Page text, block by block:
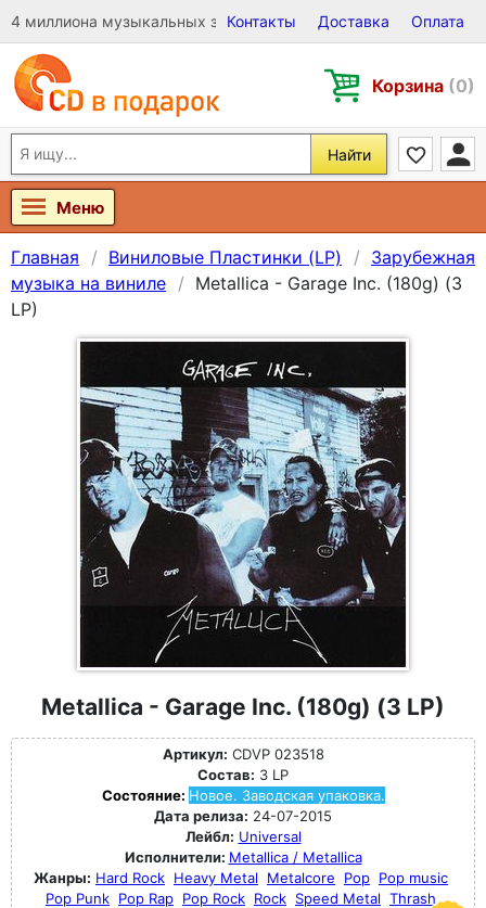
4 миллиона музыкальных записей на Виниле, CD и DVD
Контакты Доставка Оплата
Корзина (0)
Найти
Меню
Главная Виниловые Пластинки (LP)
Зарубежная
музыка на виниле
Metallica - Garage Inc. (180g) (3
LP)
Metallica - Garage Inc. (180g) (3 LP)
Артикул: CDVP 023518
Состав: 3 LP
Состояние: Новое. Заводская упаковка.
Дата релиза: 24-07-2015
Лейбл: Universal
Исполнители: Metallica / Metallica
Жанры: Hard Rock Heavy Metal Metalcore Pop Pop music
Pop Punk Pop Rap Pop Rock Rock Speed Metal Thrash